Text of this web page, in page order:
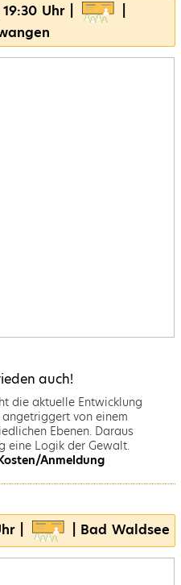
Uhr |
auch!
die aktuelle Entwicklung
von einem
Ebenen. Daraus
eine Logik der Gewalt.
Anmeldung
| | Bad Waldsee